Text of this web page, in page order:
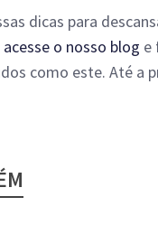
dicas para
acesse o nosso blog e
como este. Até a